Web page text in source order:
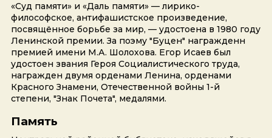
«Суд памяти» и «Даль памяти» — лирико-
философское, антифашистское произведение,
посвящённое борьбе за мир, — удостоена в 1980 году
Ленинской премии. За поэму "Буцен" награжденн
премией имени М.А. Шолохова. Егор Исаев был
удостоен звания Героя Социалистического труда,
награжден двумя орденами Ленина, орденами
Красного Знамени, Отечественной войны 1-й
степени, "Знак Почета", медалями.
Память